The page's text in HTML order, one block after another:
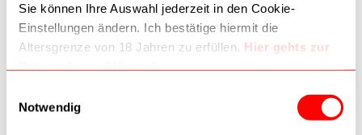
Sie können Ihre Auswahl jederzeit in den Cookie-
Einstellungen ändern. Ich bestätige hiermit die
Altersgrenze von 18 Jahren zu erfüllen. Hier gehts zur
Google Daten nutzt:
Wie Google Informationen von Websites/Apps nutzt
Notwendig
Uhrmacherwerkzeug
Uhrmacherschraubend.2,0mm
9,90 €